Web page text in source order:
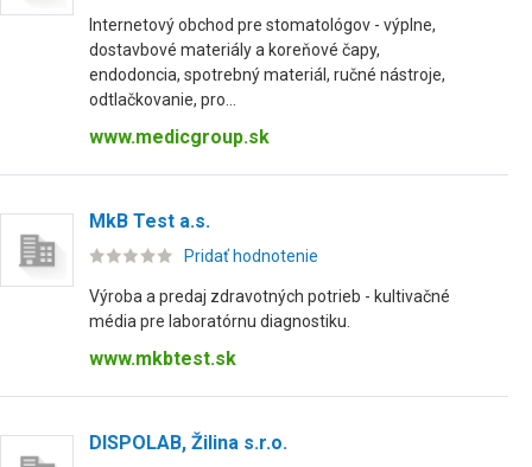
Internetový obchod pre stomatológov - výplne,
dostavbové materiály a koreňové čapy,
endodoncia, spotrebný materiál, ručné nástroje,
odtlačkovanie, pro...
www.medicgroup.sk
MkB Test a.s.
Pridať hodnotenie
Výroba a predaj zdravotných potrieb - kultivačné
média pre laboratórnu diagnostiku.
www.mkbtest.sk
DISPOLAB, Žilina s.r.o.